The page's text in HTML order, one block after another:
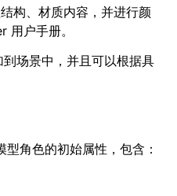
构、材质内容，并进行颜
户手册。
场景中，并且可以根据具
角色的初始属性，包含：